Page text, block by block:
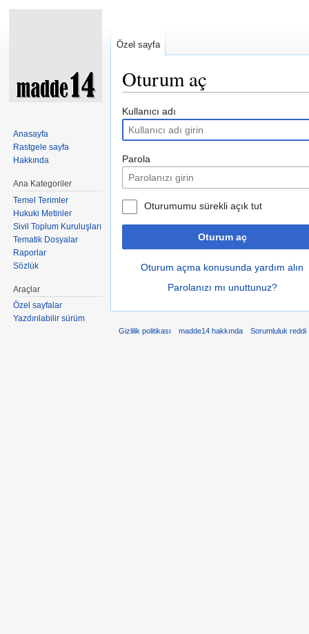
Oturum aç
Kullanıcı adı
Parola
Oturumumu sürekli açık tut
Oturum aç
Oturum açma konusunda yardım alın
Parolanızı mı unuttunuz?
Özel sayfa
Anasayfa
Rastgele sayfa
Hakkında
Ana Kategoriler
Temel Terimler
Hukuki Metinler
Sivil Toplum Kuruluşları
Tematik Dosyalar
Raporlar
Sözlük
Araçlar
Özel sayfalar
Yazdırılabilir sürüm
Gizlilik politikası madde14 hakkında Sorumluluk reddi